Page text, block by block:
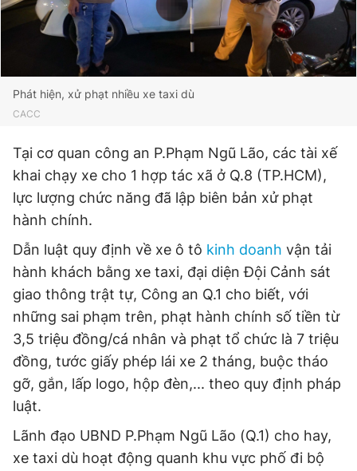
Phát hiện, xử phạt nhiều xe taxi dù
CACC
Tại cơ quan công an P.Phạm Ngũ Lão, các tài xế
khai chạy xe cho 1 hợp tác xã ở Q.8 (TP.HCM),
lực lượng chức năng đã lập biên bản xử phạt
hành chính.
Dẫn luật quy định về xe ô tô kinh doanh vận tải
hành khách bằng xe taxi, đại diện Đội Cảnh sát
giao thông trật tự, Công an Q.1 cho biết, với
những sai phạm trên, phạt hành chính số tiền từ
3,5 triệu đồng/cá nhân và phạt tổ chức là 7 triệu
đồng, tước giấy phép lái xe 2 tháng, buộc tháo
gỡ, gắn, lấp logo, hộp đèn,... theo quy định pháp
luật.
Lãnh đạo UBND P.Phạm Ngũ Lão (Q.1) cho hay,
xe taxi dù hoạt động quanh khu vực phố đi bộ